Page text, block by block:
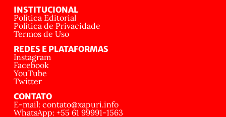
INSTITUCIONAL
Política Editorial
Política de Privacidade
Termos de Uso
REDES E PLATAFORMAS
Instagram
Facebook
YouTube
Twitter
CONTATO
E-mail: contato@xapuri.info
WhatsApp: +55 61 99991-1563